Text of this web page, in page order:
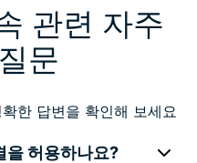
관련 자주
문
한 답변을 확인해 보세요
을 허용하나요?